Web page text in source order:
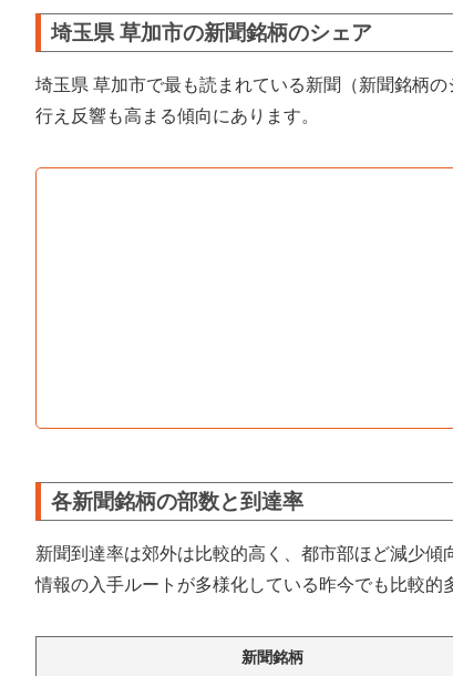
埼玉県 草加市の新聞銘柄のシェア
埼玉県 草加市で最も読まれている新聞（新聞銘柄
行え反響も高まる傾向にあります。
各新聞銘柄の部数と到達率
新聞到達率は郊外は比較的高く、都市部ほど減少傾
情報の入手ルートが多様化している昨今でも比較的
新聞銘柄